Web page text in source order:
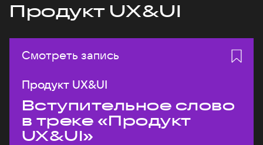
Продукт UX&UI
Смотреть запись
Продукт UX&UI
Вступительное слово
в треке «Продукт
UX&UI»